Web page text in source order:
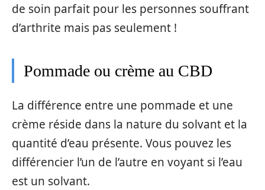
de soin parfait pour les personnes souffrant
d’arthrite mais pas seulement !
Pommade ou crème au CBD
La différence entre une pommade et une
crème réside dans la nature du solvant et la
quantité d’eau présente. Vous pouvez les
différencier l’un de l’autre en voyant si l’eau
est un solvant.